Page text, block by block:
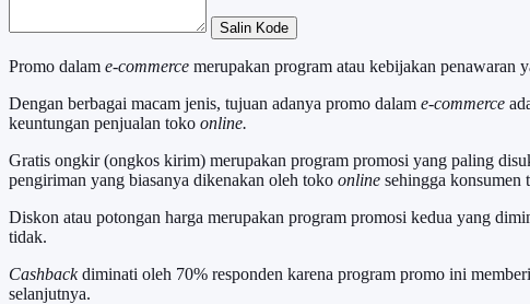
Salin Kode
Promo dalam e-commerce merupakan program atau kebijakan penawaran
Dengan berbagai macam jenis, tujuan adanya promo dalam e-commerce
keuntungan penjualan toko online.
Gratis ongkir (ongkos kirim) merupakan program promosi yang paling
pengiriman yang biasanya dikenakan oleh toko online sehingga konsumen
Diskon atau potongan harga merupakan program promosi kedua yang
tidak.
Cashbackdiminati oleh 70% responden karena program promo ini
selanjutnya.